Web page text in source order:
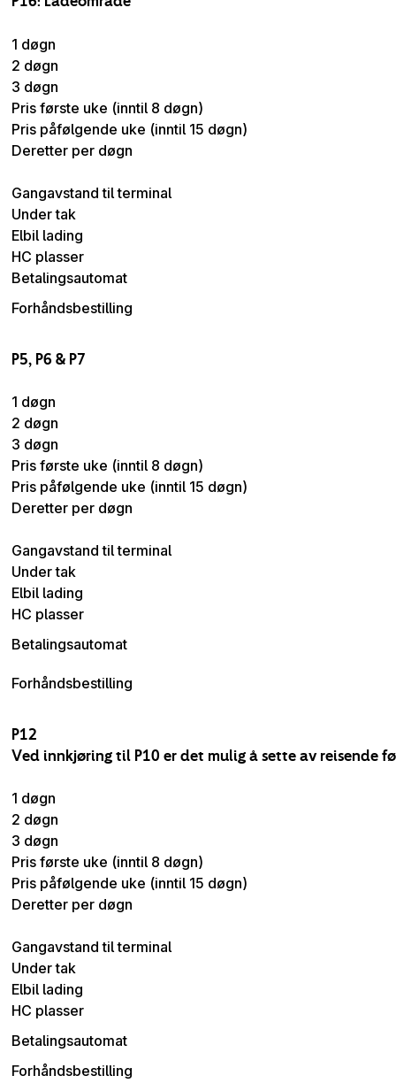
1 døgn
2 døgn
3 døgn
Pris første uke (inntil 8 døgn)
Pris påfølgende uke (inntil 15 døgn)
Deretter per døgn
Gangavstand til terminal
Under tak
Elbil lading
HC plasser
Betalingsautomat
Forhåndsbestilling
P5, P6 & P7
1 døgn
2 døgn
3 døgn
Pris første uke (inntil 8 døgn)
Pris påfølgende uke (inntil 15 døgn)
Deretter per døgn
Gangavstand til terminal
Under tak
Elbil lading
HC plasser
Betalingsautomat
Forhåndsbestilling
P12
Ved innkjøring til P10 er det mulig å sette av reisende
1 døgn
2 døgn
3 døgn
Pris første uke (inntil 8 døgn)
Pris påfølgende uke (inntil 15 døgn)
Deretter per døgn
Gangavstand til terminal
Under tak
Elbil lading
HC plasser
Betalingsautomat
Forhåndsbestilling